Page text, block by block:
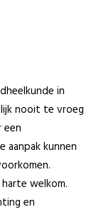
in
nooit te vroeg
aanpak kunnen
welkom.
en